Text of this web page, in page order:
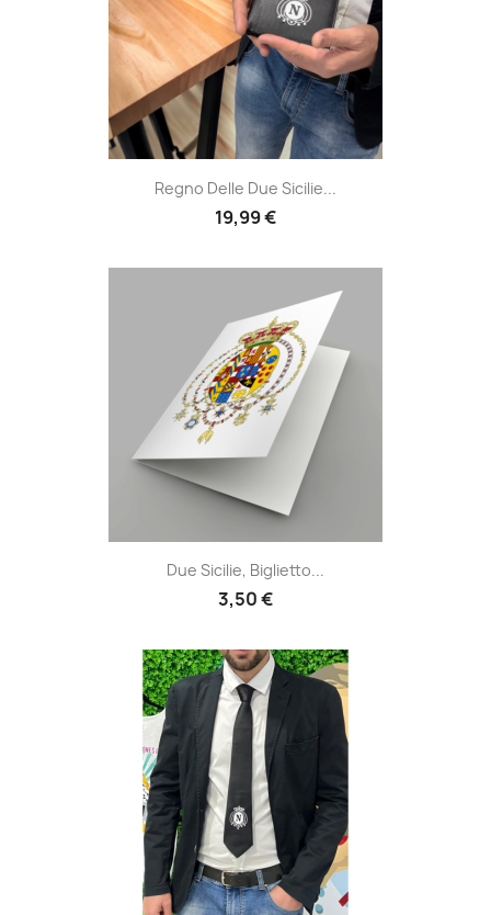
Regno Delle Due Sicilie...
19,99 €
Due Sicilie, Biglietto...
3,50 €